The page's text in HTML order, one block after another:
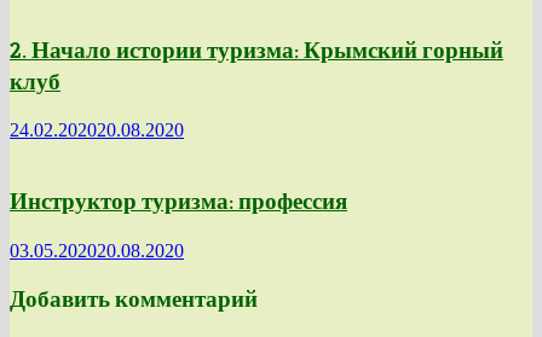
2. Начало истории туризма: Крымский горный
клуб
24.02.202020.08.2020
Инструктор туризма: профессия
03.05.202020.08.2020
Добавить комментарий